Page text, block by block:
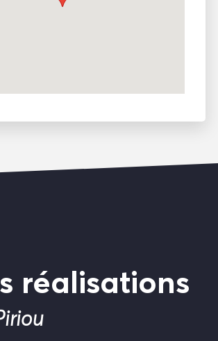
réalisations